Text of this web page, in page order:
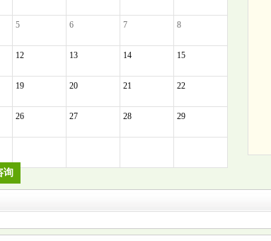
5 6 7 8
12 13 14 15
19 20 21 22
26 27 28 29
询